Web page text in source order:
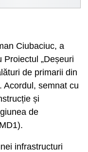
Ciubaciuc, a
„Deșeuri
de primarii din
Acordul, semnat cu
și
de
infrastructuri